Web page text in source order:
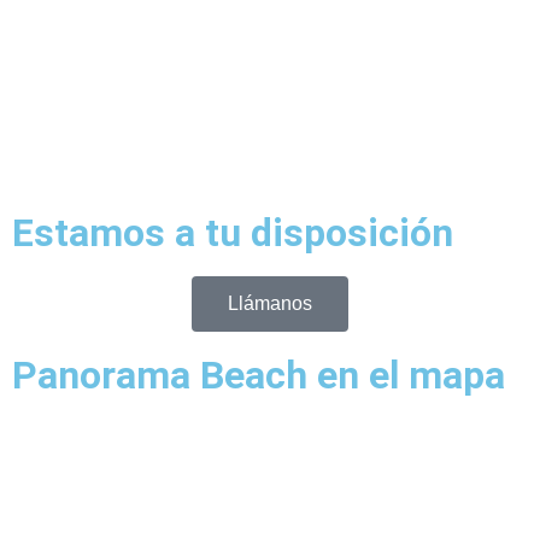
Estamos a tu disposición
Llámanos
Panorama Beach en el mapa